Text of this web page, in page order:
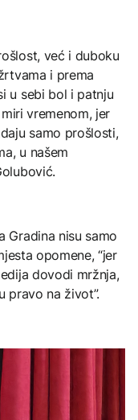
već i duboku
i prema
u sebi bol i patnju
vremenom, jer
samo prošlosti,
u našem
Gradina nisu samo
opomene, “jer
dovodi mržnja,
pravo na život”.